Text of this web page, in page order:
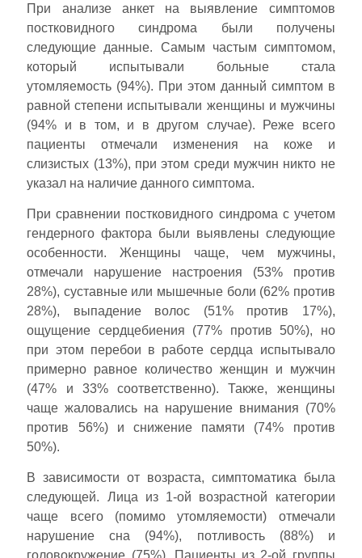
При анализе анкет на выявление симптомов
постковидного синдрома были получены
следующие данные. Самым частым симптомом,
который испытывали больные стала
утомляемость (94%). При этом данный симптом в
равной степени испытывали женщины и мужчины
(94% и в том, и в другом случае). Реже всего
пациенты отмечали изменения на коже и
слизистых (13%), при этом среди мужчин никто не
указал на наличие данного симптома.
При сравнении постковидного синдрома с учетом
гендерного фактора были выявлены следующие
особенности. Женщины чаще, чем мужчины,
отмечали нарушение настроения (53% против
28%), суставные или мышечные боли (62% против
28%), выпадение волос (51% против 17%),
ощущение сердцебиения (77% против 50%), но
при этом перебои в работе сердца испытывало
примерно равное количество женщин и мужчин
(47% и 33% соответственно). Также, женщины
чаще жаловались на нарушение внимания (70%
против 56%) и снижение памяти (74% против
50%).
В зависимости от возраста, симптоматика была
следующей. Лица из 1-ой возрастной категории
чаще всего (помимо утомляемости) отмечали
нарушение сна (94%), потливость (88%) и